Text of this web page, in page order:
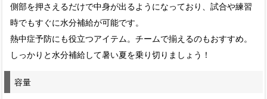
側部を押さえるだけで中身が出るようになっており、試合や練習
時でもすぐに水分補給が可能です。
熱中症予防にも役立つアイテム。チームで揃えるのもおすすめ。
しっかりと水分補給して暑い夏を乗り切りましょう！
容量